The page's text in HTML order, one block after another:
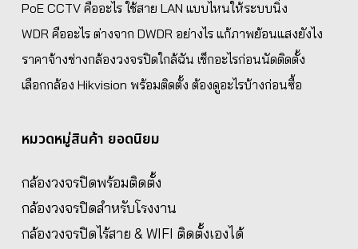
PoE CCTV คืออะไร ใช้สาย LAN แบบไหนให้ระบบนิ่ง
WDR คืออะไร ต่างจาก DWDR อย่างไร แก้ภาพย้อนแสงยังไง
ราคาจ้างช่างกล้องวงจรปิดใกล้ฉัน เช็กอะไรก่อนนัดติดตั้ง
เลือกกล้อง Hikvision พร้อมติดตั้ง ต้องดูอะไรบ้างก่อนซื้อ
หมวดหมู่สินค้า ยอดนิยม
กล้องวงจรปิดพร้อมติดตั้ง
กล้องวงจรปิดสำหรับโรงงาน
กล้องวงจรปิดไร้สาย & WIFI ติดตั้งเองได้